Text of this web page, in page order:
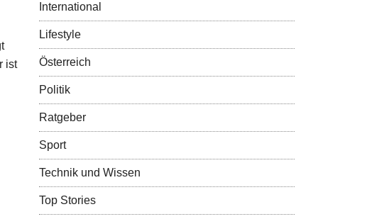
ist
International
Lifestyle
Österreich
Politik
Ratgeber
Sport
Technik und Wissen
Top Stories